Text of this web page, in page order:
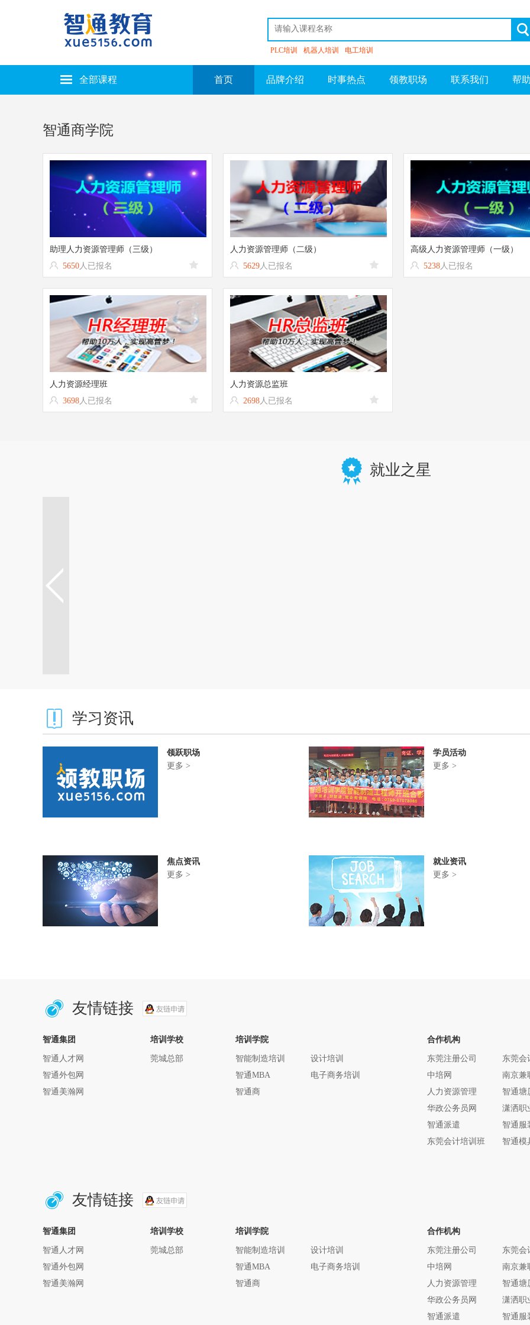
PLC培训 机器人培训 电工培训
首页 品牌介绍 时事热点 领教职场 联系我们 帮
全部课程
智通商学院
助理人力资源管理师（三级）
5650人已报名
人力资源管理师（二级）
5629人已报名
高级人力资源管理师（一级）
5238人已报名
人力资源经理班
3698人已报名
人力资源总监班
2698人已报名
就业之星
学习资讯
领跃职场
更多 >
学员活动
更多 >
焦点资讯
更多 >
就业资讯
更多 >
友情链接
智通集团
智通人才网
智通外包网
智通美瀚网
培训学校
莞城总部
培训学院
智能制造培训
智通MBA
智通商
设计培训
电子商务培训
合作机构
东莞注册公司
中培网
人力资源管理
华政公务员网
智通派遣
东莞会计培训班
东莞会
南京兼
智通塘
潇洒职
智通服
智通模
友情链接
智通集团
智通人才网
智通外包网
智通美瀚网
培训学校
莞城总部
培训学院
智能制造培训
智通MBA
智通商
设计培训
电子商务培训
合作机构
东莞注册公司
中培网
人力资源管理
华政公务员网
智通派遣
东莞会
南京兼
智通塘
潇洒职
智通服